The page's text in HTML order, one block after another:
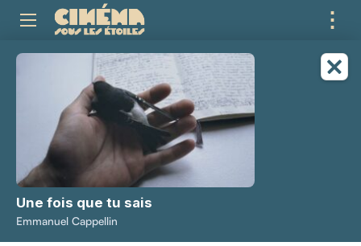
⋮
Une fois que tu sais
Emmanuel Cappellin